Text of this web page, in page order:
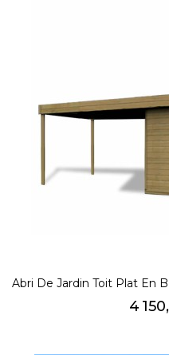
Abri De Jardin Toit Plat En
Prix
4